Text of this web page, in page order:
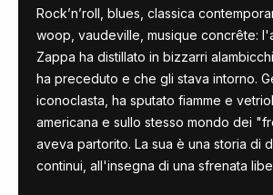
Rock’n’roll, blues, classica
woop, vaudeville, musique concrête:
Zappa ha distillato in bizzarri
ha preceduto e che gli stava intorno.
iconoclasta, ha sputato fiamme e
americana e sullo stesso mondo dei
aveva partorito. La sua è una storia di
continui, all'insegna di una sfrenata